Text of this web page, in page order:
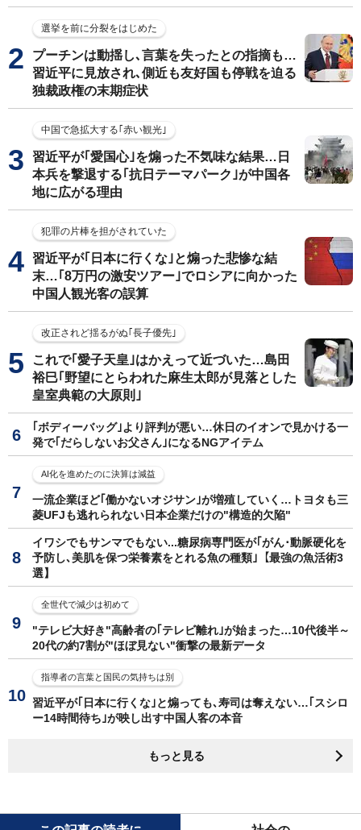
選挙を前に分裂をはじめた
プーチンは動揺し､言葉を失ったとの指摘も…
習近平に見放され､側近も友好国も停戦を迫る
独裁政権の末期症状
中国で急拡大する｢赤い観光｣
習近平が｢愛国心｣を煽った不気味な結果…日
本兵を撃退する｢抗日テーマパーク｣が中国各
地に広がる理由
犯罪の片棒を担がされていた
習近平が｢日本に行くな｣と煽った悲惨な結
末…｢8万円の激安ツアー｣でロシアに向かった
中国人観光客の誤算
改正されど揺るがぬ｢長子優先｣
これで｢愛子天皇｣はかえって近づいた…島田
裕巳｢野望にとらわれた麻生太郎が見落とした
皇室典範の大原則｣
｢ボディーバッグ｣より評判が悪い…休日のイオンで見かける一
発で｢だらしないお父さん｣になるNGアイテム
AI化を進めたのに決算は減益
一流企業ほど｢働かないオジサン｣が増殖していく…トヨタも三
菱UFJも逃れられない日本企業だけの"構造的欠陥"
イワシでもサンマでもない...糖尿病専門医が｢がん･動脈硬化を
予防し､美肌を保つ栄養素をとれる魚の種類｣【最強の魚活術3
選】
全世代で減少は初めて
"テレビ大好き"高齢者の｢テレビ離れ｣が始まった…10代後半～
20代の約7割が"ほぼ見ない"衝撃の最新データ
指導者の言葉と国民の気持ちは別
習近平が｢日本に行くな｣と煽っても､寿司は奪えない…｢スシロ
ー14時間待ち｣が映し出す中国人客の本音
もっと見る